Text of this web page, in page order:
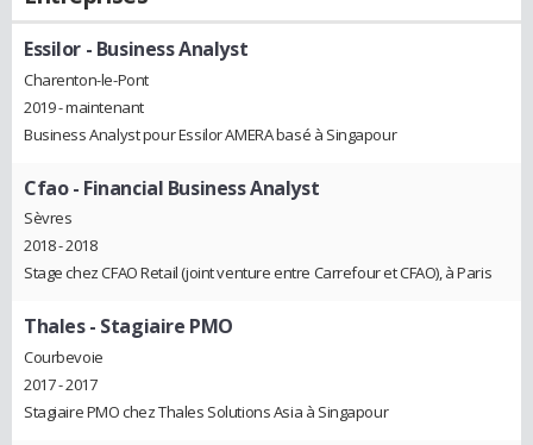
Essilor - Business Analyst
Charenton-le-Pont
2019 - maintenant
Business Analyst pour Essilor AMERA basé à Singapour
Cfao- Financial Business Analyst
Sèvres
2018 - 2018
Stage chez CFAO Retail (joint venture entre Carrefour et CFAO), à Paris
Thales- Stagiaire PMO
Courbevoie
2017 - 2017
Stagiaire PMO chez Thales Solutions Asia à Singapour